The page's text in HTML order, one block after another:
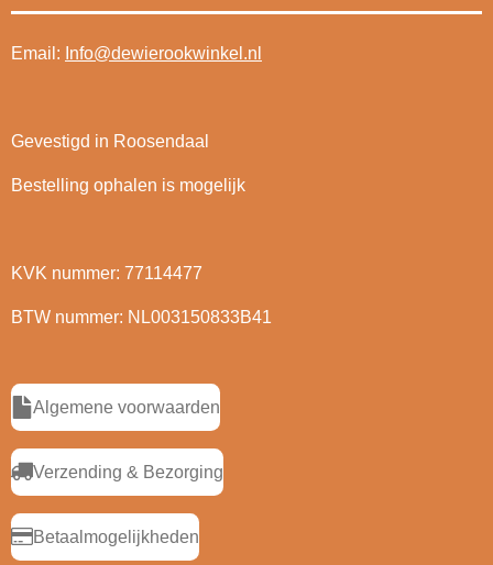
Email: Info@dewierookwinkel.nl
Gevestigd in Roosendaal
Bestelling ophalen is mogelijk
KVK nummer: 77114477
BTW nummer: NL003150833B41
Algemene voorwaarden
Verzending & Bezorging
Betaalmogelijkheden